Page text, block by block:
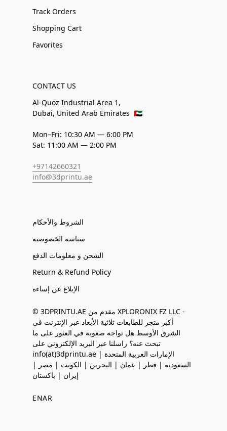
Track Orders
Shopping Cart
Favorites
CONTACT US
Al-Quoz Industrial Area 1,
Dubai, United Arab Emirates 🇦🇪
Mon–Fri: 10:30 AM — 6:00 PM
Sat: 11:00 AM — 2:00 PM
+97142660321
info@3dprintu.ae
الشروط والأحكام
سياسة الخصوصية
الشحن و معلومات الدفع
Return & Refund Policy
الإبلاغ عن إساءة
© 3DPRINTU.AE مقدم من XPLORONIX FZ LLC -
أكبر متجر للطابعات ثلاثية الأبعاد عبر الإنترنت في
الشرق الأوسط هل تواجه صعوبة في العثور على ما
تبحث عنه؟ راسلنا عبر البريد الإلكتروني على
info(at)3dprintu.ae الإمارات العربية المتحدة |
السعودية | قطر | عمان | البحرين | الكويت | مصر |
إيران | باكستان
ENAR